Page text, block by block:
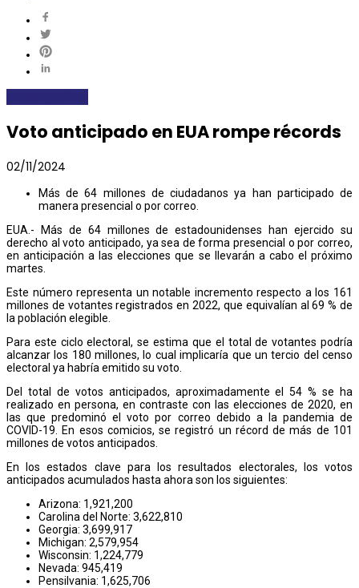
Voto anticipado en EUA rompe récords
02/11/2024
Más de 64 millones de ciudadanos ya han participado de
manera presencial o por correo.
EUA.- Más de 64 millones de estadounidenses han ejercido su
derecho al voto anticipado, ya sea de forma presencial o por correo,
en anticipación a las elecciones que se llevarán a cabo el próximo
martes.
Este número representa un notable incremento respecto a los 161
millones de votantes registrados en 2022, que equivalían al 69 % de
la población elegible.
Para este ciclo electoral, se estima que el total de votantes podría
alcanzar los 180 millones, lo cual implicaría que un tercio del censo
electoral ya habría emitido su voto.
Del total de votos anticipados, aproximadamente el 54 % se ha
realizado en persona, en contraste con las elecciones de 2020, en
las que predominó el voto por correo debido a la pandemia de
COVID-19. En esos comicios, se registró un récord de más de 101
millones de votos anticipados.
En los estados clave para los resultados electorales, los votos
anticipados acumulados hasta ahora son los siguientes:
Arizona: 1,921,200
Carolina del Norte: 3,622,810
Georgia: 3,699,917
Michigan: 2,579,954
Wisconsin: 1,224,779
Nevada: 945,419
Pensilvania: 1,625,706